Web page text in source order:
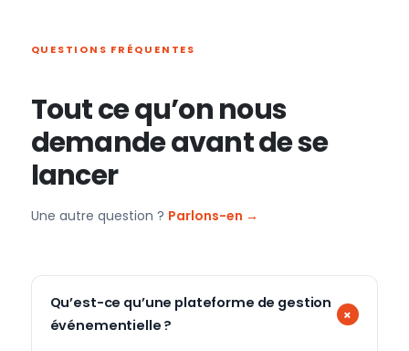
QUESTIONS FRÉQUENTES
Tout ce qu’on nous
demande avant de se
lancer
Une autre question ? Parlons-en →
Qu’est-ce qu’une plateforme de gestion
événementielle ?